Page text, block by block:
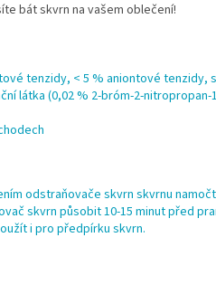
bát skvrn na vašem oblečení!
tenzidy, < 5 % aniontové
látka (0,02 % 2-bróm-2-nitropropan-
odstraňovače skvrn skvrnu
skvrn působit 10-15 minut před
i pro předpírku skvrn.